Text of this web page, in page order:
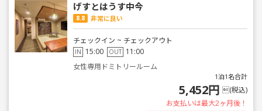
げすとはうす中今
8.8 非常に良い
チェックイン ~ チェックアウト
IN 15:00 OUT 11:00
女性専用ドミトリールーム
1泊1名合計
5,452円 (税込)
お支払いは最大2ヶ月後！